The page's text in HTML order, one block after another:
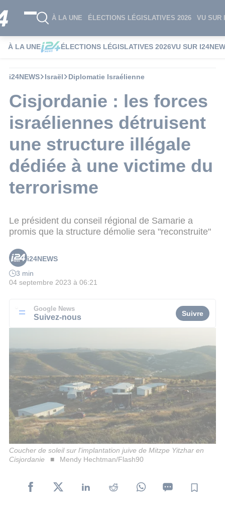
À LA UNE ÉLECTIONS LÉGISLATIVES 2026 VU SUR
À LA UNE ÉLECTIONS LÉGISLATIVES 2026VU SUR
i24NEWS Israël Diplomatie Israélienne
Cisjordanie : les forces
israéliennes détruisent
une structure illégale
dédiée à une victime du
terrorisme
Le président du conseil régional de Samarie a
promis que la structure démolie sera "reconstruite"
i24NEWS
3 min
04 septembre 2023 à 06:21
Google News
Suivez-nous Suivre
Coucher de soleil sur l'implantation juive de Mitzpe Yitzhar en
Cisjordanie
Mendy Hechtman/Flash90